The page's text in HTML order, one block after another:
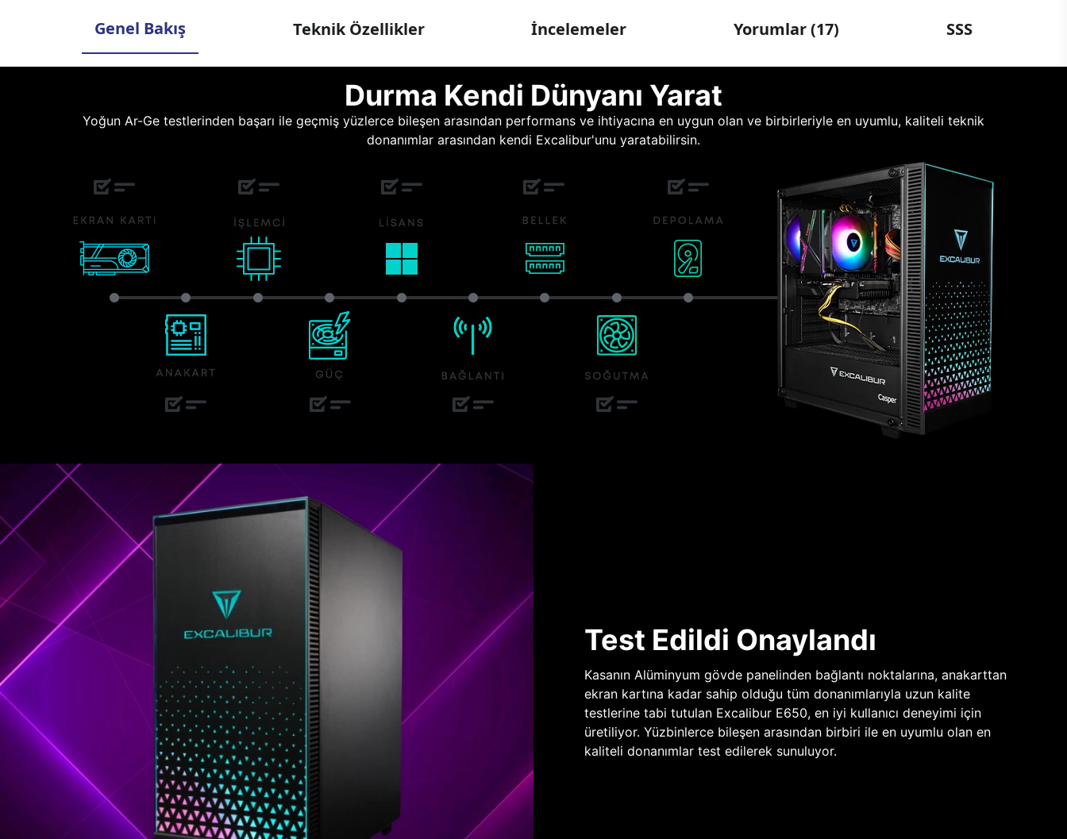
Genel Bakış Teknik Özellikler İncelemeler Yorumlar (17) SSS
Durma Kendi Dünyanı Yarat
Yoğun Ar-Ge testlerinden başarı ile geçmiş yüzlerce bileşen arasından performans ve ihtiyacına en uygun olan ve birbirleriyle en uyumlu, kaliteli teknik
donanımlar arasından kendi Excalibur'unu yaratabilirsin.
Test Edildi Onaylandı
Kasanın Alüminyum gövde panelinden bağlantı noktalarına, anakarttan
ekran kartına kadar sahip olduğu tüm donanımlarıyla uzun kalite
testlerine tabi tutulan Excalibur E650, en iyi kullanıcı deneyimi için
üretiliyor. Yüzbinlerce bileşen arasından birbiri ile en uyumlu olan en
kaliteli donanımlar test edilerek sunuluyor.